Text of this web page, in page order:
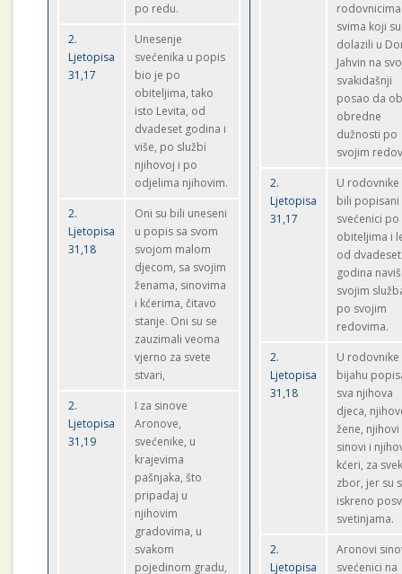
po redu.
2.
Ljetopisa
31,17
Unesenje
svećenika u popis
bio je po
obiteljima, tako
isto Levita, od
dvadeset godina i
više, po službi
njihovoj i po
odjelima njihovim.
2.
Ljetopisa
31,18
Oni su bili uneseni
u popis sa svom
svojom malom
djecom, sa svojim
ženama, sinovima
i kćerima, čitavo
stanje. Oni su se
zauzimali veoma
vjerno za svete
stvari,
2.
Ljetopisa
31,19
I za sinove
Aronove,
svećenike, u
krajevima
pašnjaka, što
pripadaj u
njihovim
gradovima, u
svakom
pojedinom gradu,
svima koji su
dolazili u
Jahvin na
svakidašnji
posao da
obredne
dužnosti po
svojim
2.
Ljetopisa
31,17
U rodovnike
bili popisani
svećenici po
obiteljima i
od dvadeset
godina
svojim
po svojim
redovima.
2.
Ljetopisa
31,18
U rodovnike
bijahu
sva njihova
djeca,
žene, njihovi
sinovi i
kćeri, za
zbor, jer su
iskreno
svetinjama.
2.
Ljetopisa
Aronovi
svećenici na